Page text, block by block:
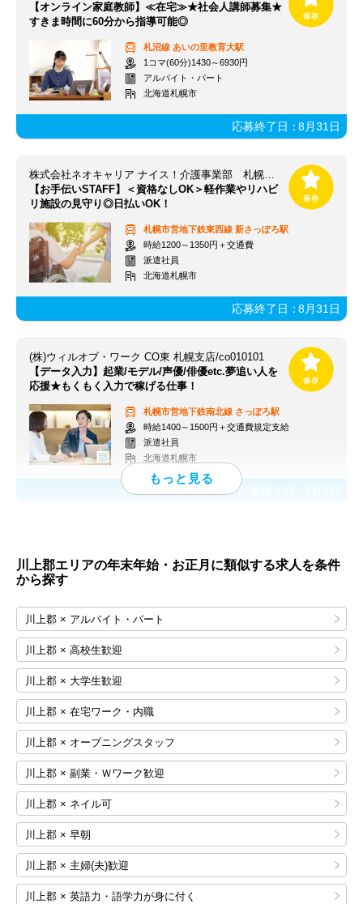
【オンライン家庭教師】≪在宅≫★社会人講師募集★
すきま時間に60分から指導可能◎
札沼線 あいの里教育大駅
1コマ(60分)1430～6930円
アルバイト・パート
北海道札幌市
応募終了日：8月31日
株式会社ネオキャリア ナイス！介護事業部 札幌支店／SAP
【お手伝いSTAFF】＜資格なしOK＞軽作業やリハビ
リ施設の見守り◎日払いOK！
札幌市営地下鉄東西線 新さっぽろ駅
時給1200～1350円＋交通費
派遣社員
北海道札幌市
応募終了日：8月31日
(株)ウィルオブ・ワーク CO東 札幌支店/co010101
【データ入力】起業/モデル/声優/俳優etc.夢追い人を
応援★もくもく入力で稼げる仕事！
札幌市営地下鉄南北線 さっぽろ駅
時給1400～1500円＋交通費規定支給
派遣社員
北海道札幌市
応募終了日：
川上郡エリアの年末年始・お正月に類似する求人を条件
から探す
川上郡 × アルバイト・パート
川上郡 × 高校生歓迎
川上郡 × 大学生歓迎
川上郡 × 在宅ワーク・内職
川上郡 × オープニングスタッフ
川上郡 × 副業・Ｗワーク歓迎
川上郡 × ネイル可
川上郡 × 早朝
川上郡 × 主婦(夫)歓迎
川上郡 × 英語力・語学力が身に付く